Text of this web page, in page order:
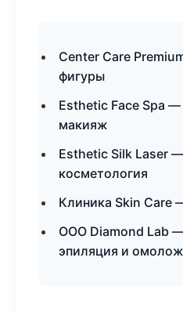
Center Care
фигуры
Esthetic Face Spa
макияж
Esthetic Silk Laser
косметология
Клиника Skin Care
ООО Diamond Lab
эпиляция и